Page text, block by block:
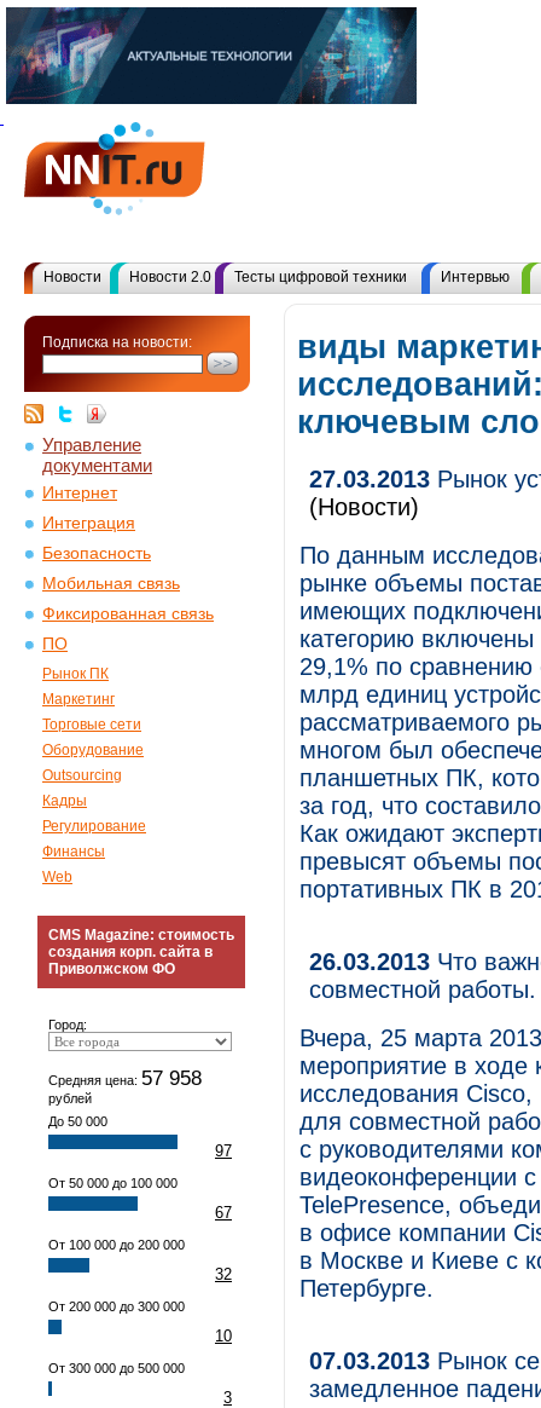
Новости Новости 2.0 Тесты цифровой техники Интервью
Подписка на новости:
Управление
документами
Интернет
Интеграция
Безопасность
Мобильная связь
Фиксированная связь
ПО
Рынок ПК
Маркетинг
Торговые сети
Оборудование
Outsourcing
Кадры
Регулирование
Финансы
Web
CMS Magazine: стоимость
создания корп. сайта в
Приволжском ФО
Город:
Средняя цена: 57 958
рублей
До 50 000
97
От 50 000 до 100 000
67
От 100 000 до 200 000
32
От 200 000 до 300 000
10
От 300 000 до 500 000
3
виды
ключевым
27.03.2013 Рынок
(Новости)
По данным
рынке объемы
имеющих
категорию
29,1% по сравнению
млрд единиц
рассматриваемого
многом был
планшетных ПК,
за год, что
Как ожидают
превысят объемы
портативных ПК в
26.03.2013 Что
совместной
Вчера, 25 марта
мероприятие в ходе
исследования
для совместной
с руководителями
видеоконференции
TelePresence,
в офисе компании
в Москве и Киеве с
Петербурге.
07.03.2013 Рынок
замедленное